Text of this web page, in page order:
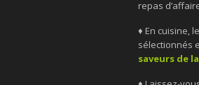
repas
♦ En cuisine,
sélectionnés
saveurs de